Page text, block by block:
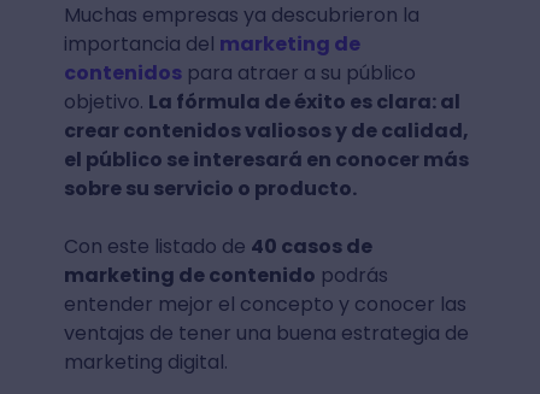
Muchas empresas ya descubrieron la
importancia del marketing de
contenidospara atraer a su público
objetivo. La fórmula de éxito es clara: al
crear contenidos valiosos y de calidad,
el público se interesará en conocer más
sobre su servicio o producto.
Con este listado de 40 casos de
marketing de contenido podrás
entender mejor el concepto y conocer las
ventajas de tener una buena estrategia de
marketing digital.